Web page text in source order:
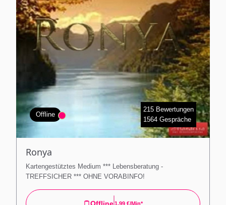
Offline
215 Bewertungen
1564 Gespräche
Ronya
Kartengestütztes Medium *** Lebensberatung -
TREFFSICHER *** OHNE VORABINFO!
1,99 €/min*